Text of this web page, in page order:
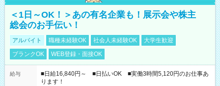
＜1日～OK！＞あの有名企業も！展示会や株主
総会のお手伝い！
アルバイト 職種未経験OK 社会人未経験OK
大学生歓迎
ブランクOK
WEB登録・面接OK
給与
■日給16,840円～ ■日払いOK ■実働3時間5,120円のお仕事あ
ります！